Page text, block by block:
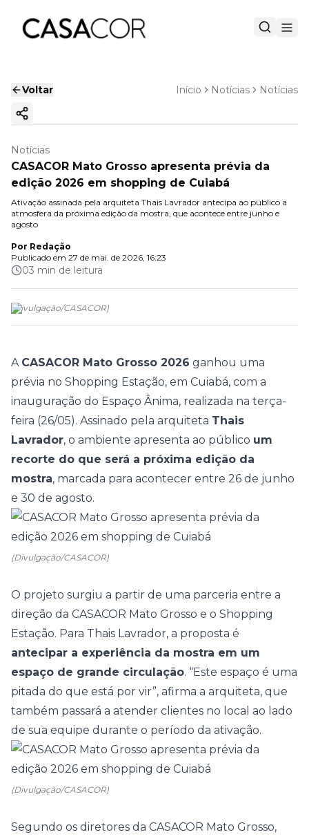
Voltar Início Notícias Notícias
Copiar link
Notícias
CASACOR Mato Grosso apresenta prévia da
edição 2026 em shopping de Cuiabá
Ativação assinada pela arquiteta Thais Lavrador antecipa ao público a
atmosfera da próxima edição da mostra, que acontece entre junho e
agosto
Por Redação
Publicado em 27 de mai. de 2026, 16:23
03 min de leitura
(Divulgação/CASACOR)
A CASACOR Mato Grosso 2026 ganhou uma
prévia no Shopping Estação, em Cuiabá, com a
inauguração do Espaço Ânima, realizada na terça-
feira (26/05). Assinado pela arquiteta Thais
Lavrador, o ambiente apresenta ao público um
recorte do que será a próxima edição da
mostra, marcada para acontecer entre 26 de junho
e 30 de agosto.
(Divulgação/CASACOR)
O projeto surgiu a partir de uma parceria entre a
direção da CASACOR Mato Grosso e o Shopping
Estação. Para Thais Lavrador, a proposta é
antecipar a experiência da mostra em um
espaço de grande circulação. “Este espaço é uma
pitada do que está por vir”, afirma a arquiteta, que
também passará a atender clientes no local ao lado
de sua equipe durante o período da ativação.
(Divulgação/CASACOR)
Segundo os diretores da CASACOR Mato Grosso,